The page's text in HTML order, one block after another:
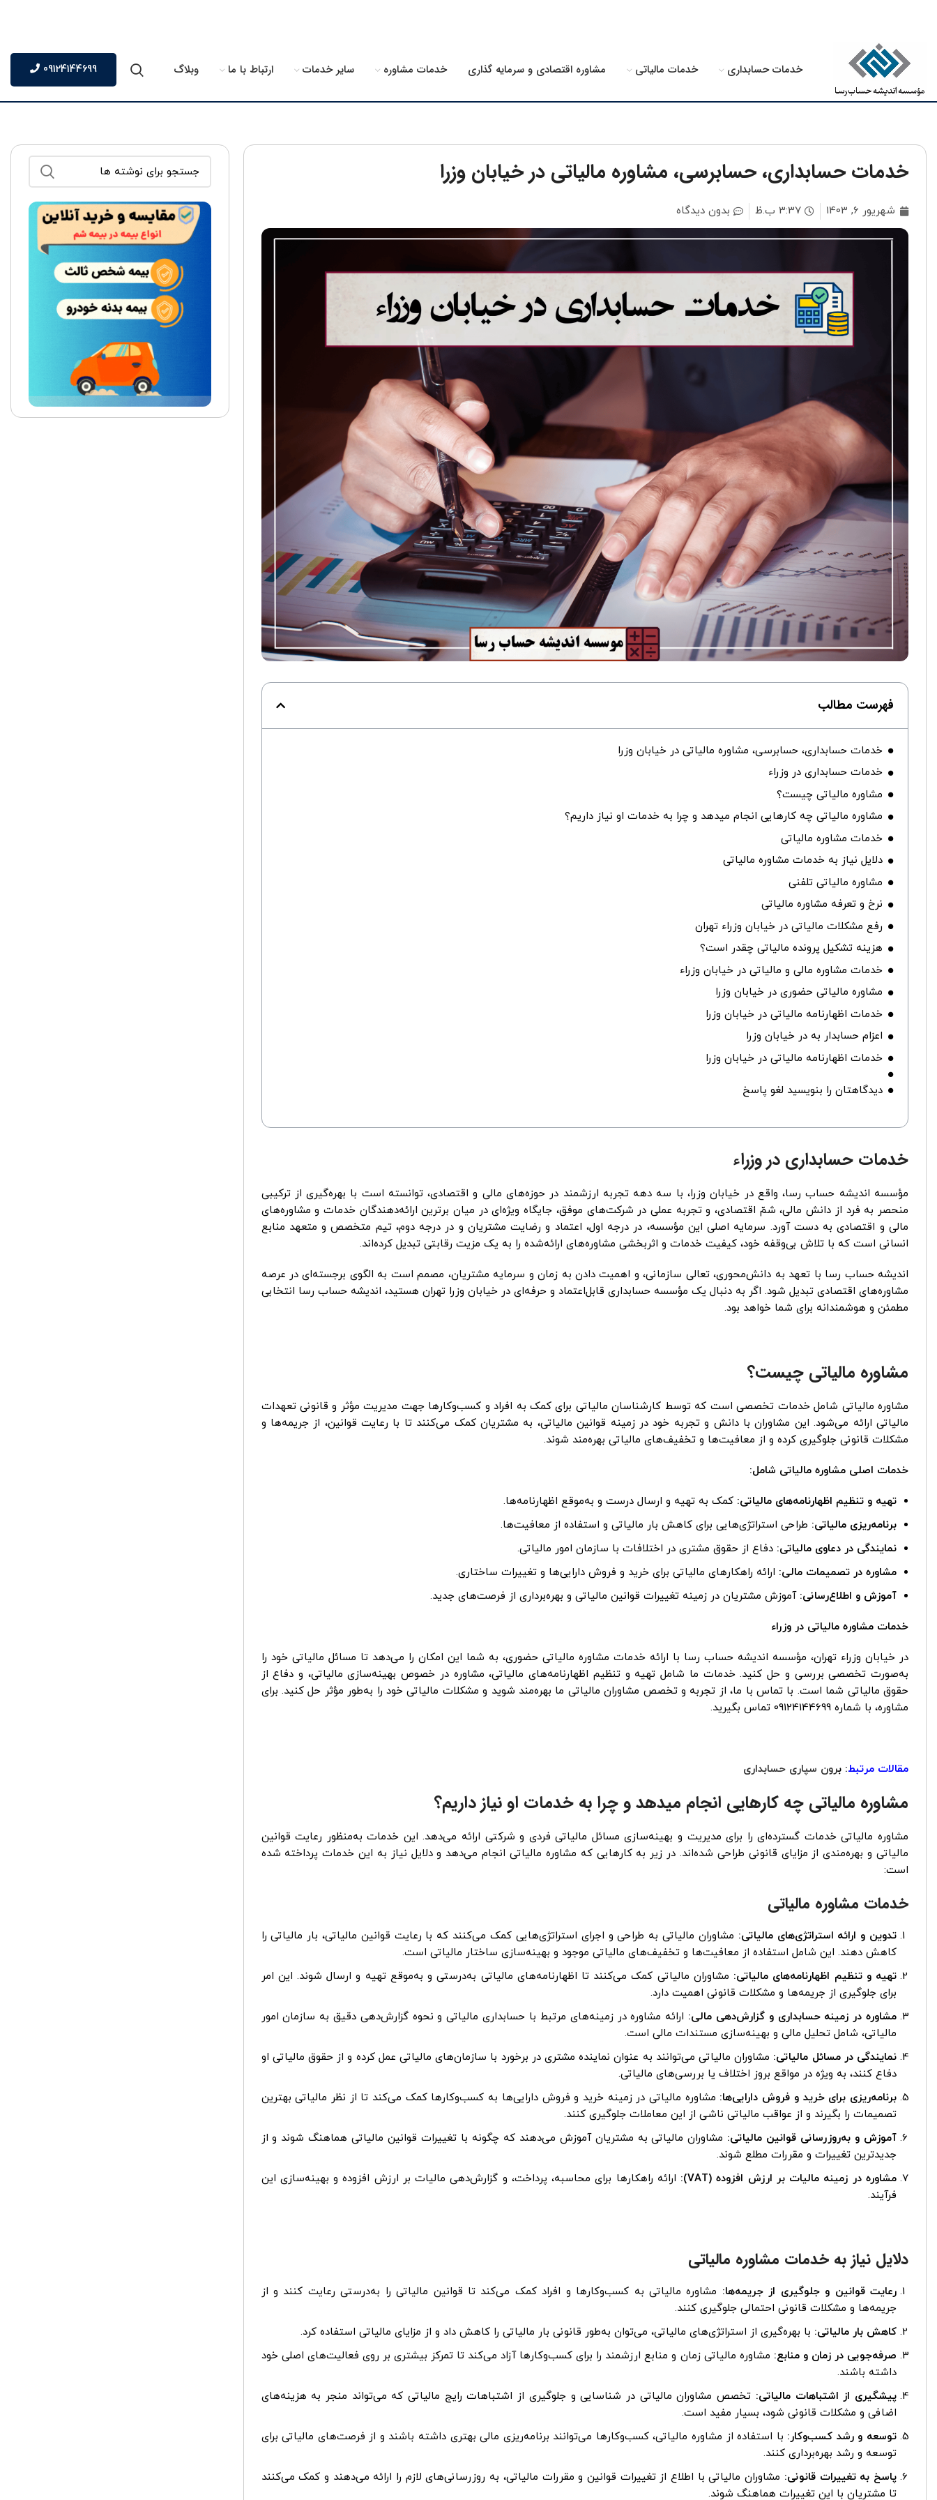
خدمات حسابداری خدمات مالیاتی مشاوره اقتصادی و سرمایه گذاری خدمات مشاوره سایر خدمات ارتباط با ما وبلاگ 09124144699
خدمات حسابداری، حسابرسی، مشاوره مالیاتی در خیابان وزرا
شهریور 6, 1403 3:37 ب.ظ بدون دیدگاه
فهرست مطالب
خدمات حسابداری، حسابرسی، مشاوره مالیاتی در خیابان وزرا
خدمات حسابداری در وزراء
مشاوره مالیاتی چیست؟
مشاوره مالیاتی چه کارهایی انجام میدهد و چرا به خدمات او نیاز داریم؟
خدمات مشاوره مالیاتی
دلایل نیاز به خدمات مشاوره مالیاتی
مشاوره مالیاتی تلفنی
نرخ و تعرفه مشاوره مالیاتی
رفع مشکلات مالیاتی در خیابان وزراء تهران
هزینه تشکیل پرونده مالیاتی چقدر است؟
خدمات مشاوره مالی و مالیاتی در خیابان وزراء
مشاوره مالیاتی حضوری در خیابان وزرا
خدمات اظهارنامه مالیاتی در خیابان وزرا
اعزام حسابدار به در خیابان وزرا
خدمات اظهارنامه مالیاتی در خیابان وزرا
دیدگاهتان را بنویسید لغو پاسخ
خدمات حسابداری در وزراء
مؤسسه اندیشه حساب رسا، واقع در خیابان وزرا، با سه دهه تجربه ارزشمند در حوزه‌های مالی و اقتصادی، توانسته است با بهره‌گیری از ترکیبی
منحصر به فرد از دانش مالی، شمّ اقتصادی، و تجربه عملی در شرکت‌های موفق، جایگاه ویژه‌ای در میان برترین ارائه‌دهندگان خدمات و مشاوره‌های
مالی و اقتصادی به دست آورد. سرمایه اصلی این مؤسسه، در درجه اول، اعتماد و رضایت مشتریان و در درجه دوم، تیم متخصص و متعهد منابع
انسانی است که با تلاش بی‌وقفه خود، کیفیت خدمات و اثربخشی مشاوره‌های ارائه‌شده را به یک مزیت رقابتی تبدیل کرده‌اند.
اندیشه حساب رسا با تعهد به دانش‌محوری، تعالی سازمانی، و اهمیت دادن به زمان و سرمایه مشتریان، مصمم است به الگوی برجسته‌ای در عرصه
مشاوره‌های اقتصادی تبدیل شود. اگر به دنبال یک مؤسسه حسابداری قابل‌اعتماد و حرفه‌ای در خیابان وزرا تهران هستید، اندیشه حساب رسا انتخابی
مطمئن و هوشمندانه برای شما خواهد بود.
مشاوره مالیاتی چیست؟
مشاوره مالیاتی شامل خدمات تخصصی است که توسط کارشناسان مالیاتی برای کمک به افراد و کسب‌وکارها جهت مدیریت مؤثر و قانونی تعهدات
مالیاتی ارائه می‌شود. این مشاوران با دانش و تجربه خود در زمینه قوانین مالیاتی، به مشتریان کمک می‌کنند تا با رعایت قوانین، از جریمه‌ها و
مشکلات قانونی جلوگیری کرده و از معافیت‌ها و تخفیف‌های مالیاتی بهره‌مند شوند.
خدمات اصلی مشاوره مالیاتی شامل:
تهیه و تنظیم اظهارنامه‌های مالیاتی: کمک به تهیه و ارسال درست و به‌موقع اظهارنامه‌ها.
برنامه‌ریزی مالیاتی: طراحی استراتژی‌هایی برای کاهش بار مالیاتی و استفاده از معافیت‌ها.
نمایندگی در دعاوی مالیاتی: دفاع از حقوق مشتری در اختلافات با سازمان امور مالیاتی.
مشاوره در تصمیمات مالی: ارائه راهکارهای مالیاتی برای خرید و فروش دارایی‌ها و تغییرات ساختاری.
آموزش و اطلاع‌رسانی: آموزش مشتریان در زمینه تغییرات قوانین مالیاتی و بهره‌برداری از فرصت‌های جدید.
خدمات مشاوره مالیاتی در وزراء
در خیابان وزراء تهران، مؤسسه اندیشه حساب رسا با ارائه خدمات مشاوره مالیاتی حضوری، به شما این امکان را می‌دهد تا مسائل مالیاتی خود را
به‌صورت تخصصی بررسی و حل کنید. خدمات ما شامل تهیه و تنظیم اظهارنامه‌های مالیاتی، مشاوره در خصوص بهینه‌سازی مالیاتی، و دفاع از
حقوق مالیاتی شما است. با تماس با ما، از تجربه و تخصص مشاوران مالیاتی ما بهره‌مند شوید و مشکلات مالیاتی خود را به‌طور مؤثر حل کنید. برای
مشاوره، با شماره 09124144699 تماس بگیرید.
مقالات مرتبط: برون سپاری حسابداری
مشاوره مالیاتی چه کارهایی انجام میدهد و چرا به خدمات او نیاز داریم؟
مشاوره مالیاتی خدمات گسترده‌ای را برای مدیریت و بهینه‌سازی مسائل مالیاتی فردی و شرکتی ارائه می‌دهد. این خدمات به‌منظور رعایت قوانین
مالیاتی و بهره‌مندی از مزایای قانونی طراحی شده‌اند. در زیر به کارهایی که مشاوره مالیاتی انجام می‌دهد و دلایل نیاز به این خدمات پرداخته شده
است:
خدمات مشاوره مالیاتی
تدوین و ارائه استراتژی‌های مالیاتی: مشاوران مالیاتی به طراحی و اجرای استراتژی‌هایی کمک می‌کنند که با رعایت قوانین مالیاتی، بار مالیاتی را
کاهش دهند. این شامل استفاده از معافیت‌ها و تخفیف‌های مالیاتی موجود و بهینه‌سازی ساختار مالیاتی است.
تهیه و تنظیم اظهارنامه‌های مالیاتی: مشاوران مالیاتی کمک می‌کنند تا اظهارنامه‌های مالیاتی به‌درستی و به‌موقع تهیه و ارسال شوند. این امر
برای جلوگیری از جریمه‌ها و مشکلات قانونی اهمیت دارد.
مشاوره در زمینه حسابداری و گزارش‌دهی مالی: ارائه مشاوره در زمینه‌های مرتبط با حسابداری مالیاتی و نحوه گزارش‌دهی دقیق به سازمان امور
مالیاتی، شامل تحلیل مالی و بهینه‌سازی مستندات مالی است.
نمایندگی در مسائل مالیاتی: مشاوران مالیاتی می‌توانند به عنوان نماینده مشتری در برخورد با سازمان‌های مالیاتی عمل کرده و از حقوق مالیاتی او
دفاع کنند، به ویژه در مواقع بروز اختلاف یا بررسی‌های مالیاتی.
برنامه‌ریزی برای خرید و فروش دارایی‌ها: مشاوره مالیاتی در زمینه خرید و فروش دارایی‌ها به کسب‌وکارها کمک می‌کند تا از نظر مالیاتی بهترین
تصمیمات را بگیرند و از عواقب مالیاتی ناشی از این معاملات جلوگیری کنند.
آموزش و به‌روزرسانی قوانین مالیاتی: مشاوران مالیاتی به مشتریان آموزش می‌دهند که چگونه با تغییرات قوانین مالیاتی هماهنگ شوند و از
جدیدترین تغییرات و مقررات مطلع شوند.
مشاوره در زمینه مالیات بر ارزش افزوده (VAT):
ارائه راهکارها برای محاسبه، پرداخت، و گزارش‌دهی مالیات بر ارزش افزوده و بهینه‌سازی این
فرآیند.
دلایل نیاز به خدمات مشاوره مالیاتی
رعایت قوانین و جلوگیری از جریمه‌ها: مشاوره مالیاتی به کسب‌وکارها و افراد کمک می‌کند تا قوانین مالیاتی را به‌درستی رعایت کنند و از
جریمه‌ها و مشکلات قانونی احتمالی جلوگیری کنند.
کاهش بار مالیاتی: با بهره‌گیری از استراتژی‌های مالیاتی، می‌توان به‌طور قانونی بار مالیاتی را کاهش داد و از مزایای مالیاتی استفاده کرد.
صرفه‌جویی در زمان و منابع: مشاوره مالیاتی زمان و منابع ارزشمند را برای کسب‌وکارها آزاد می‌کند تا تمرکز بیشتری بر روی فعالیت‌های اصلی خود
داشته باشند.
پیشگیری از اشتباهات مالیاتی: تخصص مشاوران مالیاتی در شناسایی و جلوگیری از اشتباهات رایج مالیاتی که می‌تواند منجر به هزینه‌های
اضافی و مشکلات قانونی شود، بسیار مفید است.
توسعه و رشد کسب‌وکار: با استفاده از مشاوره مالیاتی، کسب‌وکارها می‌توانند برنامه‌ریزی مالی بهتری داشته باشند و از فرصت‌های مالیاتی برای
توسعه و رشد بهره‌برداری کنند.
پاسخ به تغییرات قانونی: مشاوران مالیاتی با اطلاع از تغییرات قوانین و مقررات مالیاتی، به روزرسانی‌های لازم را ارائه می‌دهند و کمک می‌کنند
تا مشتریان با این تغییرات هماهنگ شوند.